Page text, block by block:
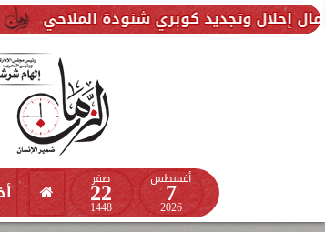
محافظة كوبري شنودة الملاحي
أغسطس
7
2026
صفر
22
1448